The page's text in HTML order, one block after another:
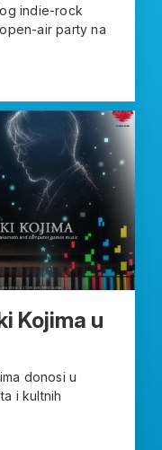
indie-rock
air party na
Kojima u
donosi u
i kultnih